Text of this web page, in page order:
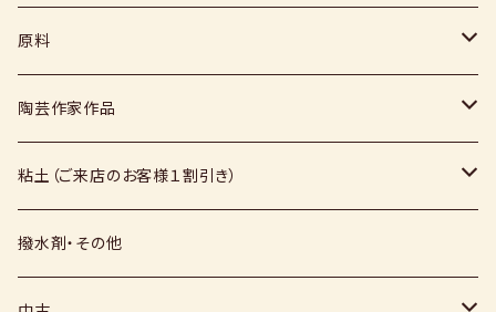
コテ
スポンジ
絵具
上絵具
下絵具
その他
粉末
液体
福島釉薬
原料
媒溶剤・調整剤等
長石
硅石
陶芸作家作品
上野焼
薪窯（高鶴淳一先生）
堀田窯
小石原焼
鶴見窯
粘土（ご来店のお客様１割引き）
信楽白土
撥水剤・その他